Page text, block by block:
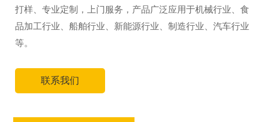
打样、专业定制，上门服务，产品广泛应用于机械行业、食
品加工行业、船舶行业、新能源行业、制造行业、汽车行业
等。
联系我们